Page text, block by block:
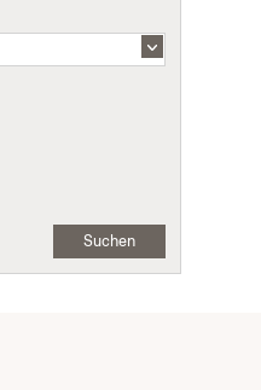
Suchen